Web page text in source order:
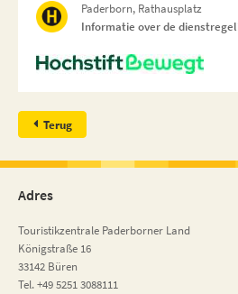
Paderborn, Rathausplatz
Informatie over de
Terug
Adres
Touristikzentrale Paderborner Land
Königstraße 16
33142 Büren
Tel. +49 5251 3088111